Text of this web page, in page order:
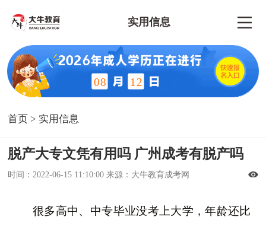
实用信息
08 12
首页 > 实用信息
脱产大专文凭有用吗 广州成考有脱产吗
时间：2022-06-15 11:10:00 来源：大牛教育成考网
很多高中、中专毕业没考上大学，年龄还比